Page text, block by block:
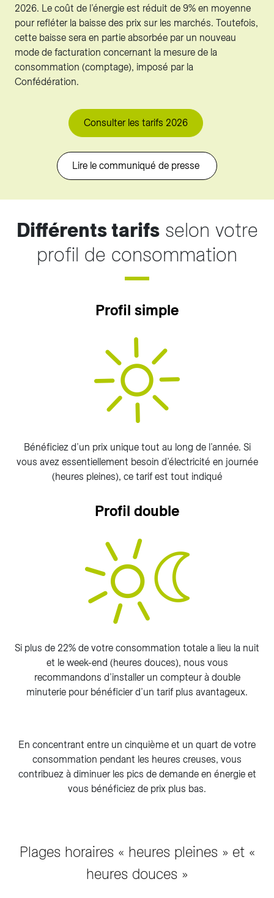
2026. Le coût de l’énergie est réduit de 9% en moyenne
pour refléter la baisse des prix sur les marchés. Toutefois,
cette baisse sera en partie absorbée par un nouveau
mode de facturation concernant la mesure de la
consommation (comptage), imposé par la
Confédération.
Consulter les tarifs 2026
Lire le communiqué de presse
Différents tarifsselon votre
profil de consommation
Profil simple
Bénéficiez d’un prix unique tout au long de l’année. Si
vous avez essentiellement besoin d’électricité en journée
(heures pleines), ce tarif est tout indiqué
Profil double
Si plus de 22% de votre consommation totale a lieu la nuit
et le week-end (heures douces), nous vous
recommandons d’installer un compteur à double
minuterie pour bénéficier d’un tarif plus avantageux.
En concentrant entre un cinquième et un quart de votre
consommation pendant les heures creuses, vous
contribuez à diminuer les pics de demande en énergie et
vous bénéficiez de prix plus bas.
Plages horaires « heures pleines » et «
heures douces »